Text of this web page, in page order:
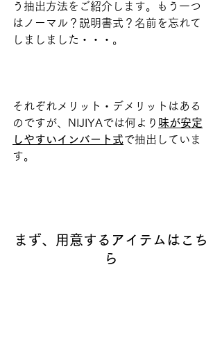
う抽出方法をご紹介します。もう一つ
はノーマル？説明書式？名前を忘れて
しましました・・・。
それぞれメリット・デメリットはある
のですが、NIJIYAでは何より 味が安定
しやすいインバート式で抽出していま
す。
まず、用意するアイテムはこち
ら